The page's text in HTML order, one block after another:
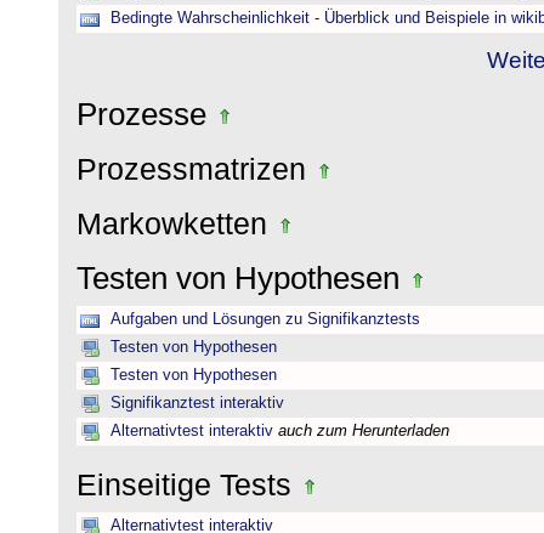
Bedingte Wahrscheinlichkeit - Überblick und Beispiele in
Prozesse
Prozessmatrizen
Markowketten
Testen von Hypothesen
Aufgaben und Lösungen zu Signifikanztests
Testen von Hypothesen
Testen von Hypothesen
Signifikanztest interaktiv
Alternativtest interaktiv auch zum Herunterladen
Einseitige Tests
Alternativtest interaktiv